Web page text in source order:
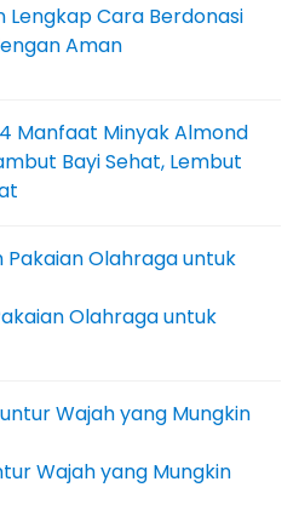
Lengkap Cara Berdonasi
Aman
Manfaat Minyak Almond
Bayi Sehat, Lembut
Olahraga untuk
Wajah yang Mungkin